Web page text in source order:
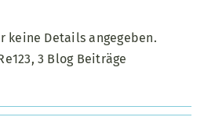
keine Details angegeben.
3 Blog Beiträge